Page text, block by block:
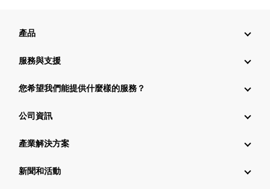
產品
服務與支援
您希望我們能提供什麼樣的服務？
公司資訊
產業解決方案
新聞和活動